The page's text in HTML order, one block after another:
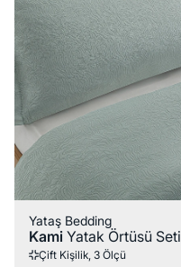
Yataş Bedding
Kami Yatak Örtüsü Seti
Çift Kişilik, 3 Ölçü